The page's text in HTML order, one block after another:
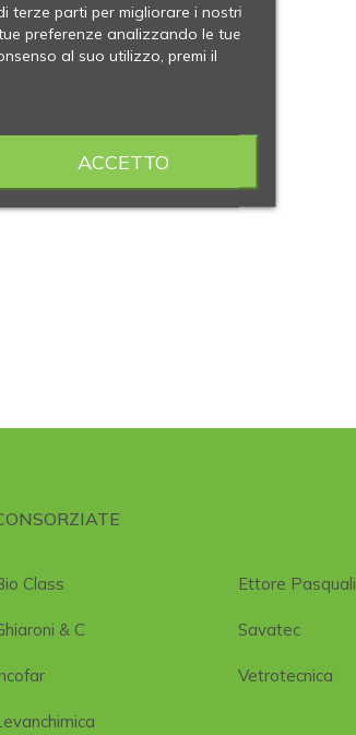
Class
& C
Ettore Pasquali
Savatec
Vetrotecnica
terze parti per migliorare i nostri
preferenze analizzando le tue
al suo utilizzo, premi il
ACCETTO